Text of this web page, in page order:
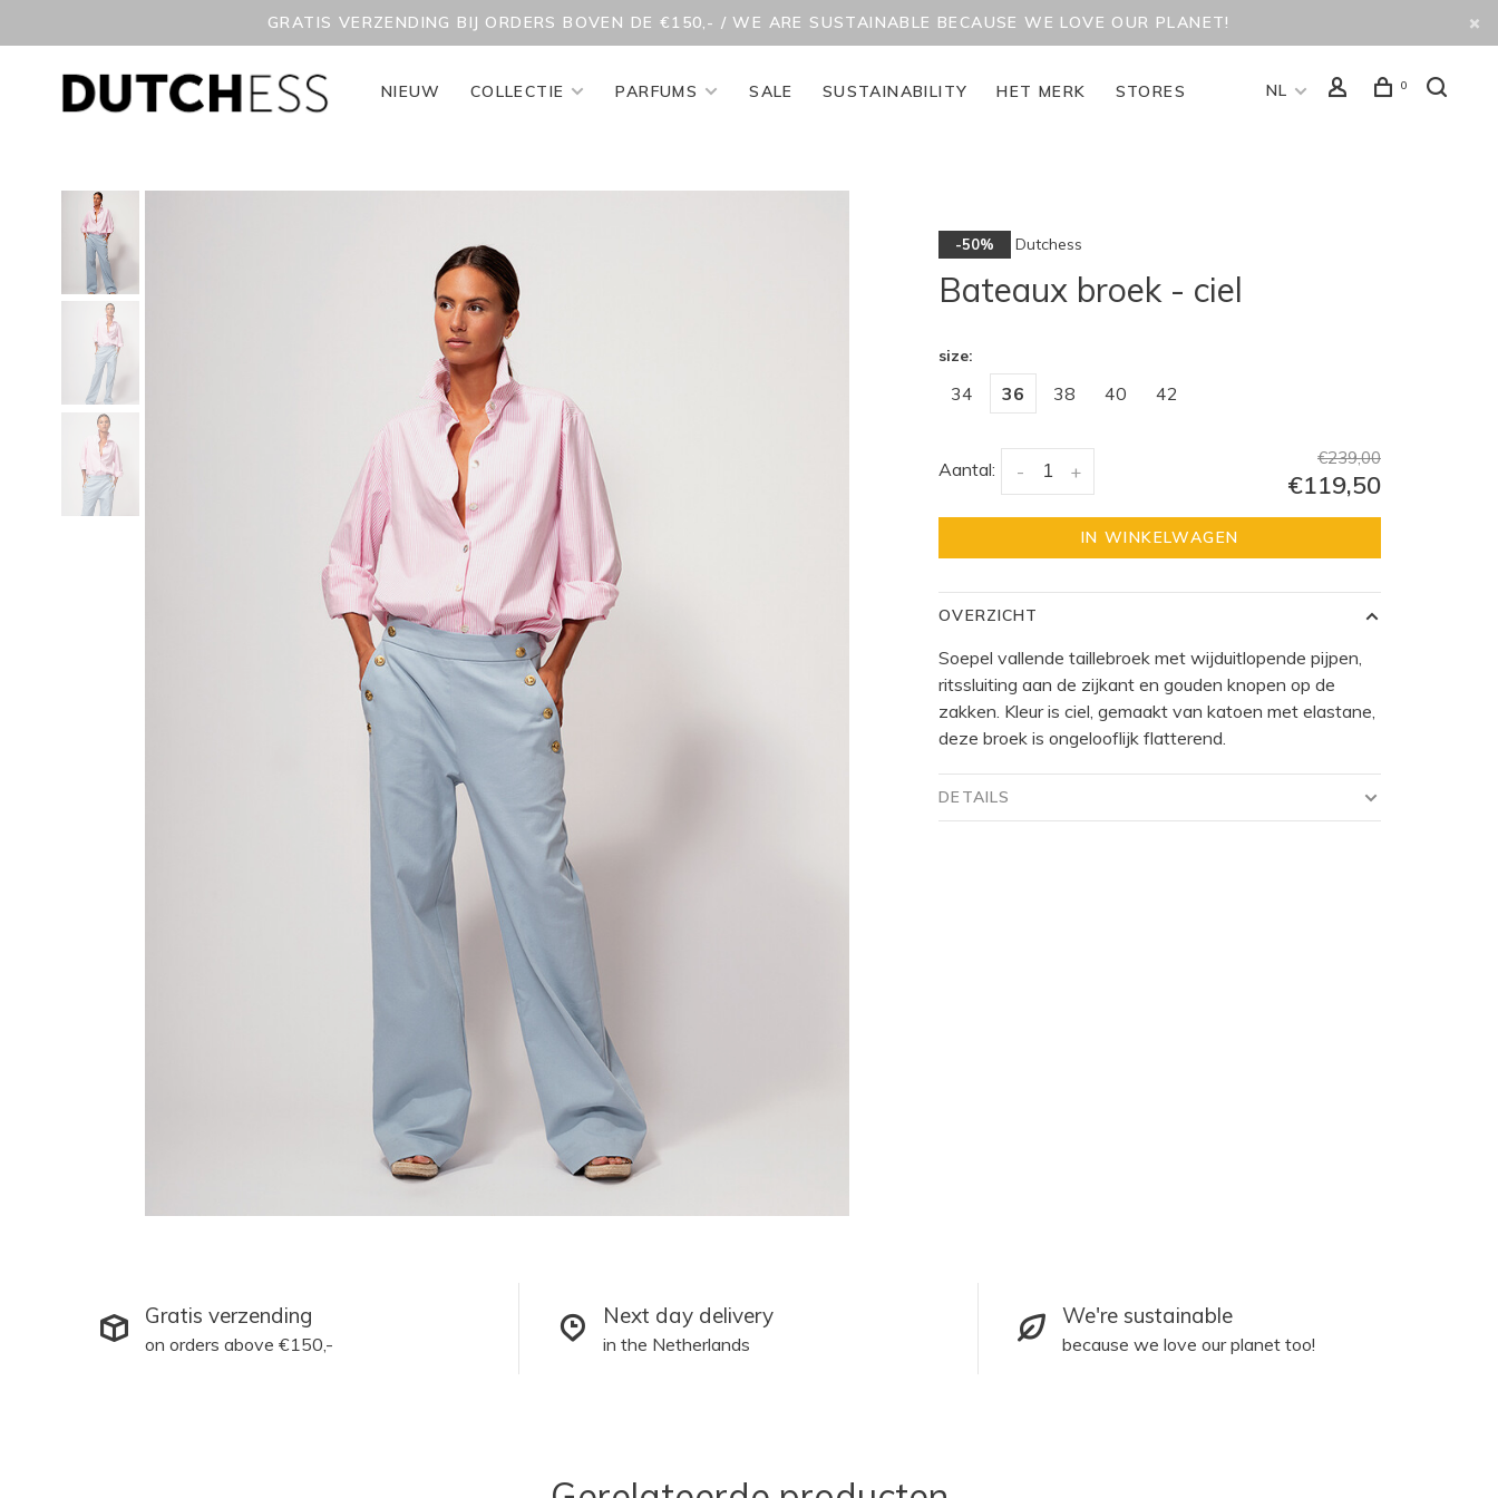
GRATIS VERZENDING BIJ ORDERS BOVEN DE €150,- / WE ARE SUSTAINABLE BECAUSE WE LOVE OUR PLANET!
NIEUW COLLECTIE PARFUMS SALE SUSTAINABILITY HET MERK STORES NL 0
-50% Dutchess
Bateaux broek - ciel
size:
34 36 38 40 42
Aantal: +
-
€239,00
€119,50
IN WINKELWAGEN
OVERZICHT
Soepel vallende taillebroek met wijduitlopende pijpen,
ritssluiting aan de zijkant en gouden knopen op de
zakken. Kleur is ciel, gemaakt van katoen met elastane,
deze broek is ongelooflijk flatterend.
DETAILS
Gratis verzending
on orders above €150,-
Next day delivery
in the Netherlands
We're sustainable
because we love our planet too!